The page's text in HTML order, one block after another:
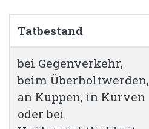
Tatbestand
bei Gegenverkehr,
beim Überholtwerden,
an Kuppen, in Kurven
oder bei